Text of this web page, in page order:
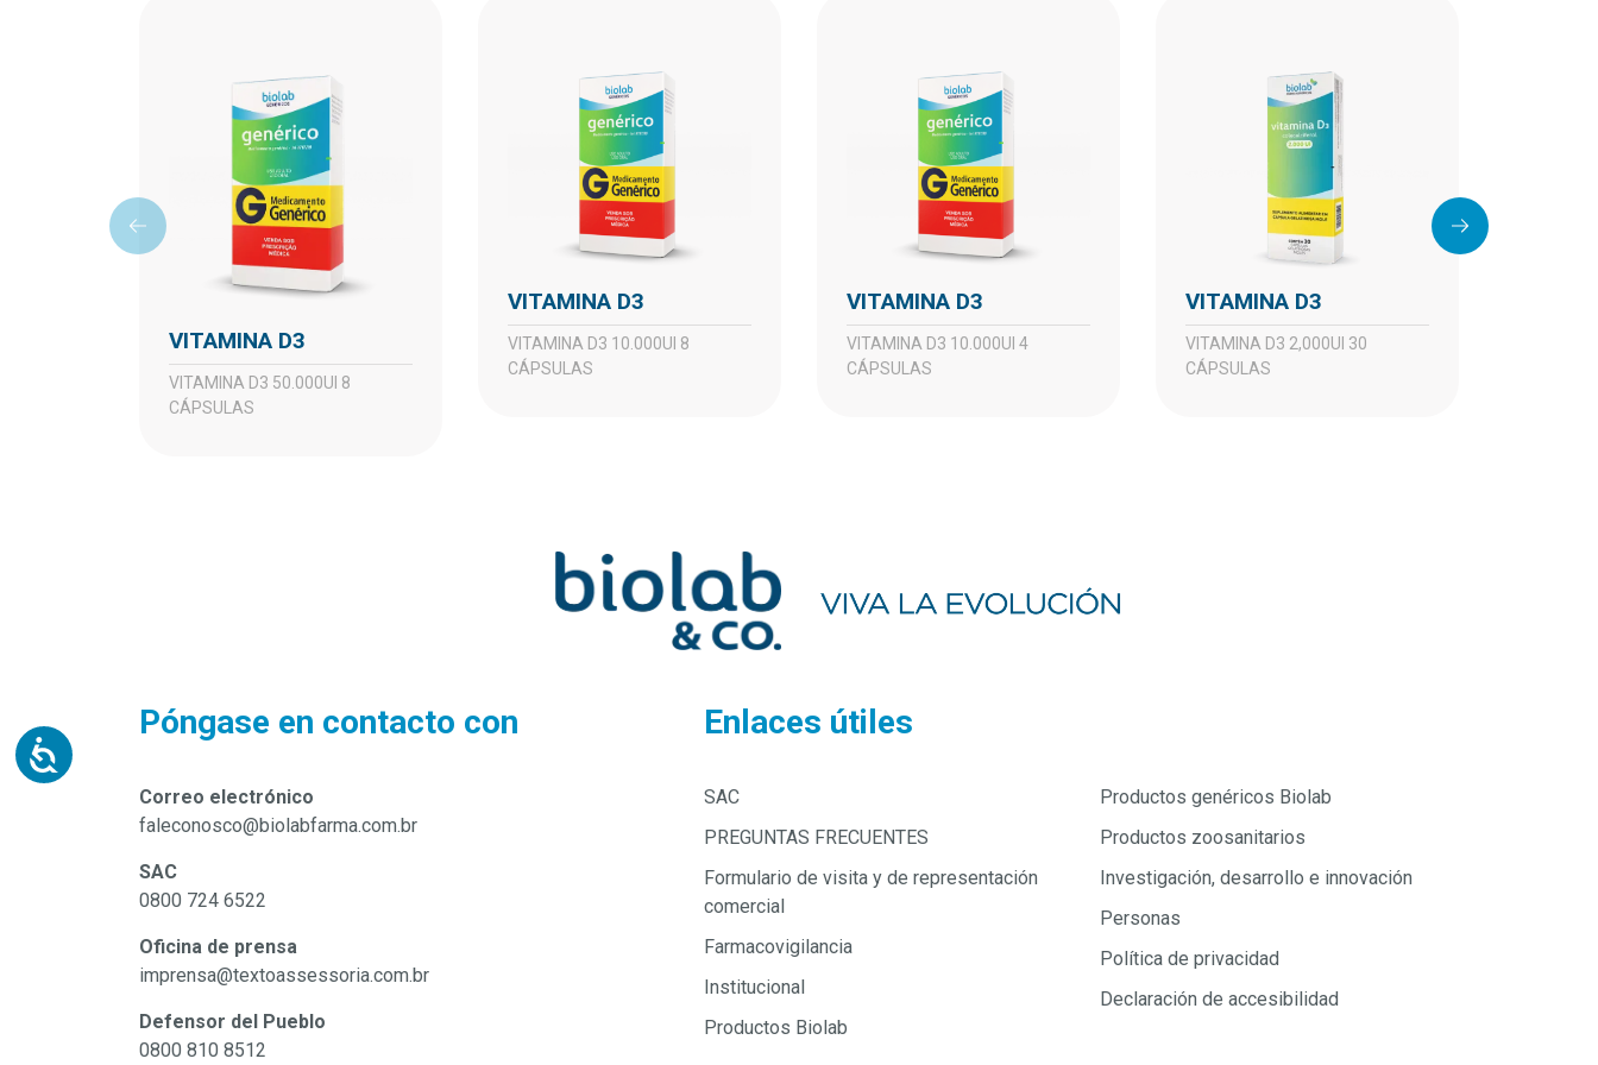
VITAMINA D3
VITAMINA D3 50.000UI 8
CÁPSULAS
VITAMINA D3
VITAMINA D3 10.000UI 8
CÁPSULAS
VITAMINA D3
VITAMINA D3 10.000UI 4
CÁPSULAS
VITAMINA D3
VITAMINA D3 2,000UI 30
CÁPSULAS
Póngase en contacto con
Correo electrónico
faleconosco@biolabfarma.com.br
SAC
0800 724 6522
Oficina de prensa
imprensa@textoassessoria.com.br
Defensor del Pueblo
0800 810 8512
Enlaces útiles
SAC
PREGUNTAS FRECUENTES
Formulario de visita y de representación
comercial
Farmacovigilancia
Institucional
Productos Biolab
Productos genéricos Biolab
Productos zoosanitarios
Investigación, desarrollo e innovación
Personas
Política de privacidad
Declaración de accesibilidad